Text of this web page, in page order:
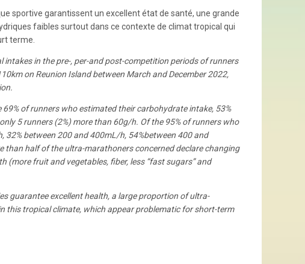
sportive garantissent un excellent état de santé, une grande
faibles surtout dans ce contexte de climat tropical qui
terme.
in the pre-, per-and post-competition periods of runners
on Reunion Island between March and December 2022,
of runners who estimated their carbohydrate intake, 53%
5 runners (2%) more than 60g/h. Of the 95% of runners who
between 200 and 400mL/h, 54%between 400 and
than half of the ultra-marathoners concerned declare changing
fruit and vegetables, fiber, less “fast sugars” and
guarantee excellent health, a large proportion of ultra-
this tropical climate, which appear problematic for short-term